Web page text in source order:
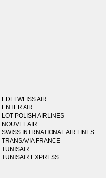
EDELWEISS AIR
ENTER AIR
LOT POLISH AIRLINES
NOUVEL AIR
SWISS INTRNATIONAL AIR LINES
TRANSAVIA FRANCE
TUNISAIR
TUNISAIR EXPRESS